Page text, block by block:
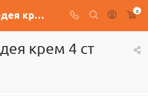
Шкаф Медея крем 4 ст 0
крем 4 ст